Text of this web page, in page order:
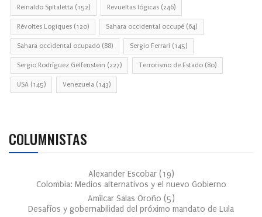
Reinaldo Spitaletta (152) Revueltas lógicas (246)
Révoltes Logiques (120) Sahara occidental occupé (64)
Sahara occidental ocupado (88) Sergio Ferrari (145)
Sergio Rodríguez Gelfenstein (227) Terrorismo de Estado (80)
USA (145) Venezuela (143)
COLUMNISTAS
Alexander Escobar (19)
Colombia: Medios alternativos y el nuevo Gobierno
Amílcar Salas Oroño (5)
Desafíos y gobernabilidad del próximo mandato de Lula